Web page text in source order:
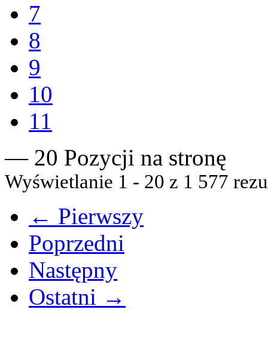
7
8
9
10
11
— 20 Pozycji na stronę
Wyświetlanie 1 - 20 z 1 577
← Pierwszy
Poprzedni
Następny
Ostatni →